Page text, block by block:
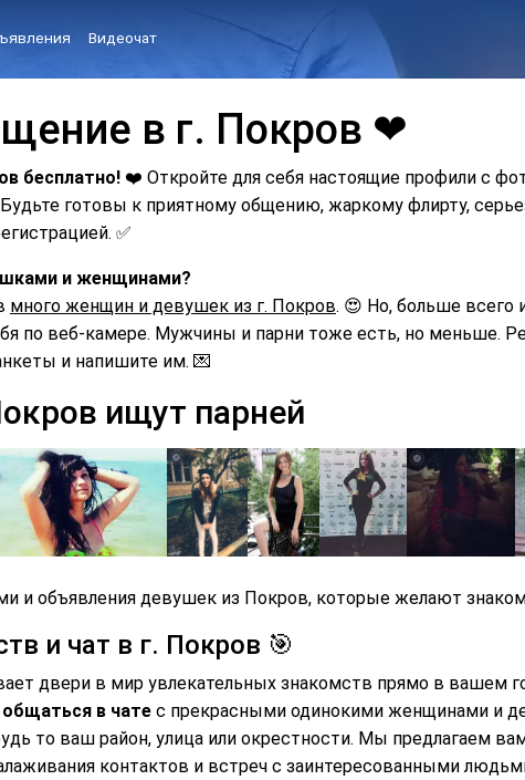
Видеочат
в г. Покров ❤
бесплатно! ❤️ Откройте для себя настоящие профили с
готовы к приятному общению, жаркому флирту,
✅
и женщинами?
много женщин и девушек из г. Покров. 😍 Но, больше всего
по веб-камере. Мужчины и парни тоже есть, но меньше.
и напишите им. 💌
ищут парней
и объявления девушек из Покров, которые желают
и чат в г. Покров 🎯
двери в мир увлекательных знакомств прямо в вашем
в чате с прекрасными одинокими женщинами и
то ваш район, улица или окрестности. Мы предлагаем
контактов и встреч с заинтересованными